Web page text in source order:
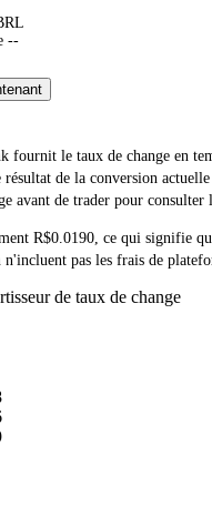
--
fournit le taux de change en
de la conversion
avant de trader pour consulter
R$0.0190, ce qui signifie
n'incluent pas les frais de
de taux de change